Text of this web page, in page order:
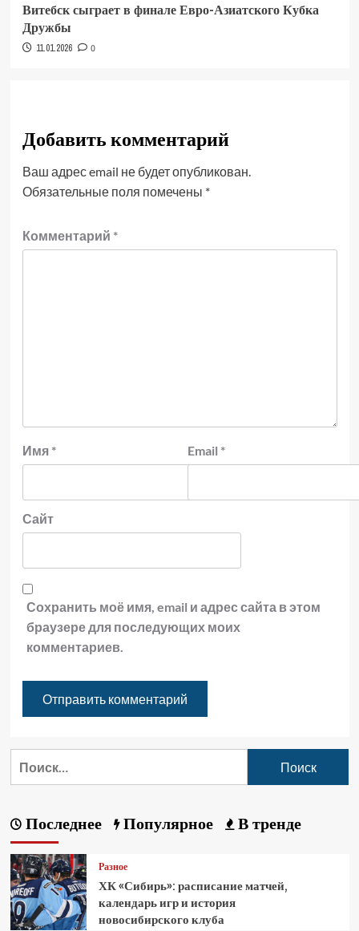
Витебск сыграет в финале Евро-Азиатского Кубка
Дружбы
11.01.2026 0
Добавить комментарий
Ваш адрес email не будет опубликован.
Обязательные поля помечены *
Комментарий *
Имя * Email *
Сайт
Сохранить моё имя, email и адрес сайта в этом
браузере для последующих моих
комментариев.
Последнее Популярное В тренде
Разное
ХК «Сибирь»: расписание матчей,
календарь игр и история
новосибирского клуба